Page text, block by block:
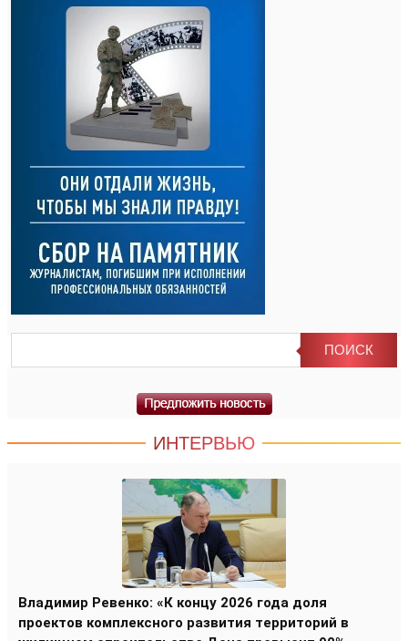
ИНТЕРВЬЮ
Владимир Ревенко: «К концу 2026 года доля
проектов комплексного развития территорий в